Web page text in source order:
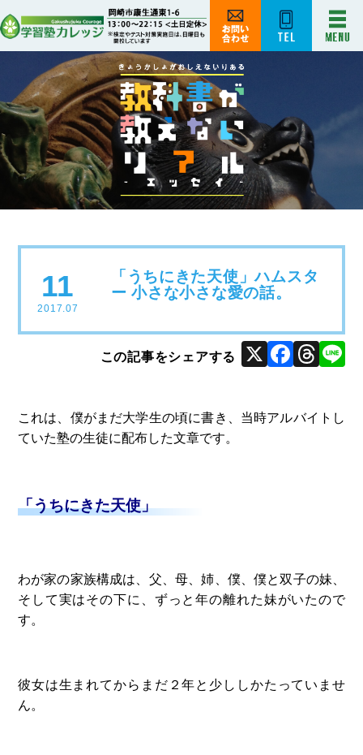
11
2017.07
「うちにきた天使」ハムスタ
ー 小さな小さな愛の話。
X
これは、僕がまだ大学生の頃に書き、当時アルバイトし
ていた塾の生徒に配布した文章です。
「うちにきた天使」
わが家の家族構成は、父、母、姉、僕、僕と双子の妹、
そして実はその下に、ずっと年の離れた妹がいたので
す。
彼女は生まれてからまだ２年と少ししかたっていませ
ん。